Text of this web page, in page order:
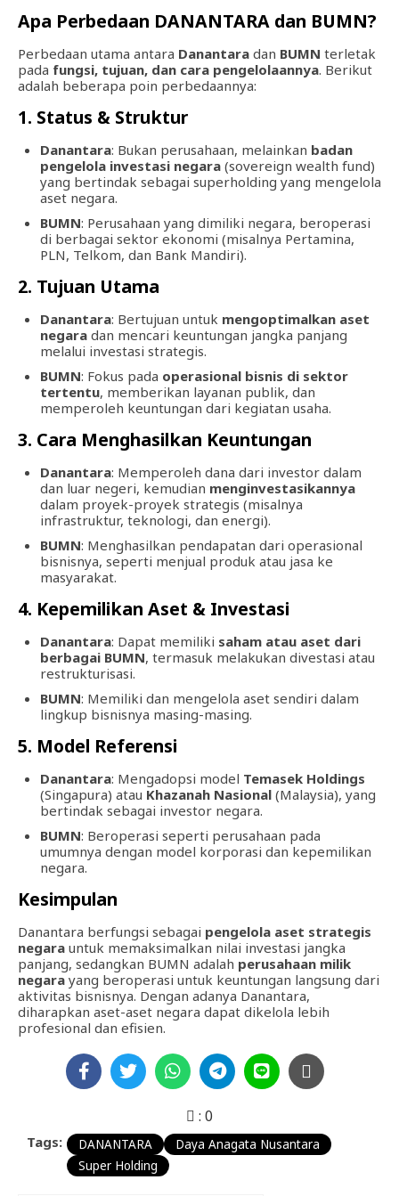
Apa Perbedaan DANANTARA dan BUMN?
Perbedaan utama antara Danantara dan BUMN terletak
pada fungsi, tujuan, dan cara pengelolaannya. Berikut
adalah beberapa poin perbedaannya:
1. Status & Struktur
Danantara: Bukan perusahaan, melainkan badan
pengelola investasi negara (sovereign wealth fund)
yang bertindak sebagai superholding yang mengelola
aset negara.
BUMN: Perusahaan yang dimiliki negara, beroperasi
di berbagai sektor ekonomi (misalnya Pertamina,
PLN, Telkom, dan Bank Mandiri).
2. Tujuan Utama
Danantara: Bertujuan untuk mengoptimalkan aset
negara dan mencari keuntungan jangka panjang
melalui investasi strategis.
BUMN: Fokus pada operasional bisnis di sektor
tertentu, memberikan layanan publik, dan
memperoleh keuntungan dari kegiatan usaha.
3. Cara Menghasilkan Keuntungan
Danantara: Memperoleh dana dari investor dalam
dan luar negeri, kemudian menginvestasikannya
dalam proyek-proyek strategis (misalnya
infrastruktur, teknologi, dan energi).
BUMN: Menghasilkan pendapatan dari operasional
bisnisnya, seperti menjual produk atau jasa ke
masyarakat.
4. Kepemilikan Aset & Investasi
Danantara: Dapat memiliki saham atau aset dari
berbagai BUMN, termasuk melakukan divestasi atau
restrukturisasi.
BUMN: Memiliki dan mengelola aset sendiri dalam
lingkup bisnisnya masing-masing.
5. Model Referensi
Danantara: Mengadopsi model Temasek Holdings
(Singapura) atau Khazanah Nasional (Malaysia), yang
bertindak sebagai investor negara.
BUMN: Beroperasi seperti perusahaan pada
umumnya dengan model korporasi dan kepemilikan
negara.
Kesimpulan
Danantara berfungsi sebagai pengelola aset strategis
negara untuk memaksimalkan nilai investasi jangka
panjang, sedangkan BUMN adalah perusahaan milik
negara yang beroperasi untuk keuntungan langsung dari
aktivitas bisnisnya. Dengan adanya Danantara,
diharapkan aset-aset negara dapat dikelola lebih
profesional dan efisien.
: 0
Tags: DANANTARA
Daya Anagata Nusantara
Super Holding